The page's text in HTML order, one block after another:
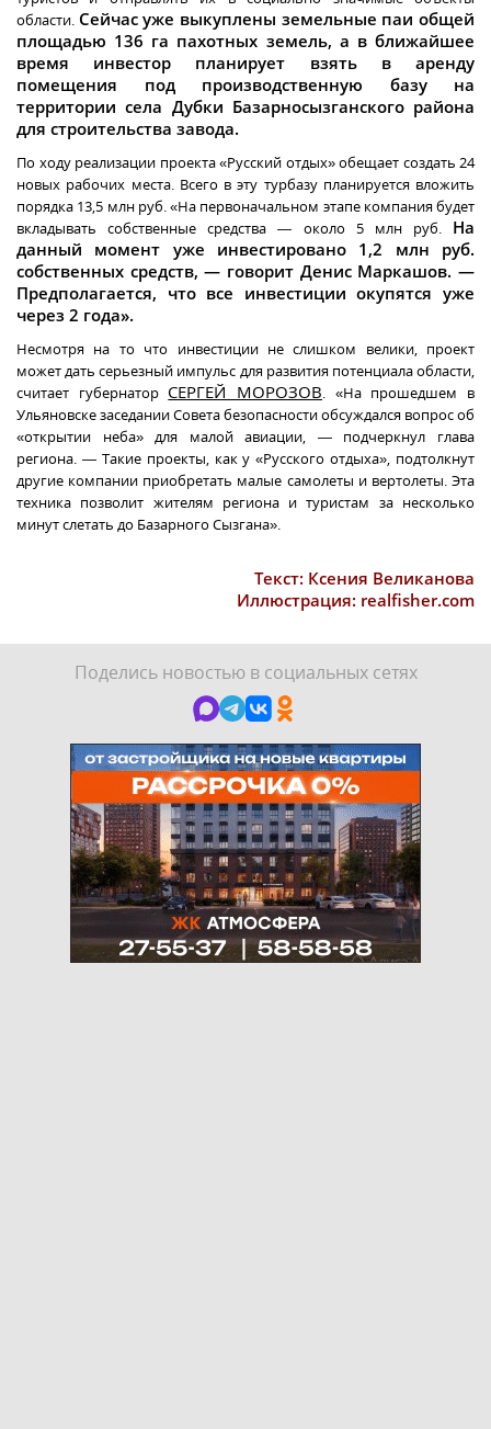
области. Сейчас уже выкуплены земельные паи общей
площадью 136 га пахотных земель, а в ближайшее
время инвестор планирует взять в аренду
помещения под производственную базу на
территории села Дубки Базарносызганского района
для строительства завода.
По ходу реализации проекта «Русский отдых» обещает создать 24
новых рабочих места. Всего в эту турбазу планируется вложить
порядка 13,5 млн руб. «На первоначальном этапе компания будет
вкладывать собственные средства — около 5 млн руб. На
данный момент уже инвестировано 1,2 млн руб.
собственных средств, — говорит Денис Маркашов. —
Предполагается, что все инвестиции окупятся уже
через 2 года».
Несмотря на то что инвестиции не слишком велики, проект
может дать серьезный импульс для развития потенциала области,
считает губернатор СЕРГЕЙ МОРОЗОВ. «На прошедшем в
Ульяновске заседании Совета безопасности обсуждался вопрос об
«открытии неба» для малой авиации, — подчеркнул глава
региона. — Такие проекты, как у «Русского отдыха», подтолкнут
другие компании приобретать малые самолеты и вертолеты. Эта
техника позволит жителям региона и туристам за несколько
минут слетать до Базарного Сызгана».
Текст: Ксения Великанова
Иллюстрация: realfisher.com
Поделись новостью в социальных сетях